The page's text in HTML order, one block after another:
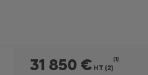
31 850 € HT (2)
(1)